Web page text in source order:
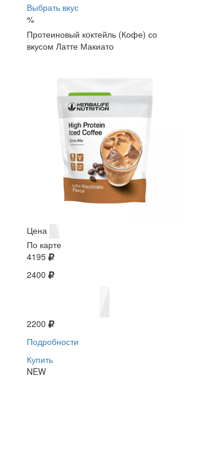
Выбрать вкус
%
Протеиновый коктейль (Кофе) со
вкусом Латте Макиато
Цена
По карте
4195
2400
2200
Подробности
Купить
NEW